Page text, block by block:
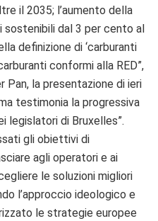
il 2035; l’aumento della
sostenibili dal 3 per cento al
definizione di ‘carburanti
conformi alla RED”,
Pan, la presentazione di ieri
testimonia la progressiva
legislatori di Bruxelles”.
gli obiettivi di
agli operatori e ai
le soluzioni migliori
l’approccio ideologico e
le strategie europee